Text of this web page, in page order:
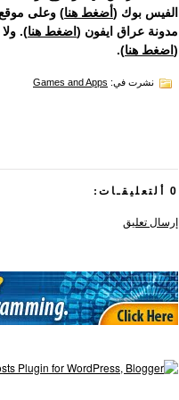
الفيس بوك ( أضغط هنا) وعلى موقع
مدونة عراق ايفون ( اضغط هنا).
( اضغط هنا).
نشرت في: Games and Apps
0 ألتعليقـات:
إرسال تعليق